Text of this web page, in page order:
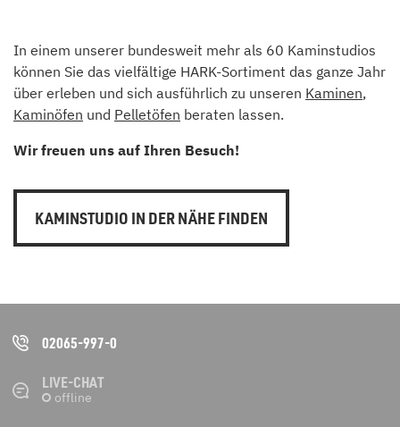
In einem unserer bundesweit mehr als 60 Kaminstudios
können Sie das vielfältige HARK-Sortiment das ganze Jahr
über erleben und sich ausführlich zu unseren Kaminen,
Kaminöfen und Pelletöfen beraten lassen.
Wir freuen uns auf Ihren Besuch!
KAMINSTUDIO IN DER NÄHE FINDEN
02065-997-0
LIVE-CHAT